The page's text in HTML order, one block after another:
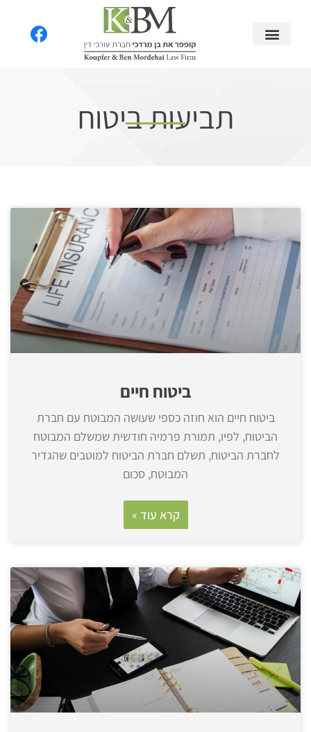
תביעות ביטוח​
ביטוח חיים
ביטוח חיים הוא חוזה כספי שעושה המבוטח עם חברת
הביטוח, לפיו, תמורת פרמיה חודשית שמשלם המבוטח
לחברת הביטוח, תשלם חברת הביטוח למוטבים שהגדיר
המבוטח, סכום
קרא עוד »